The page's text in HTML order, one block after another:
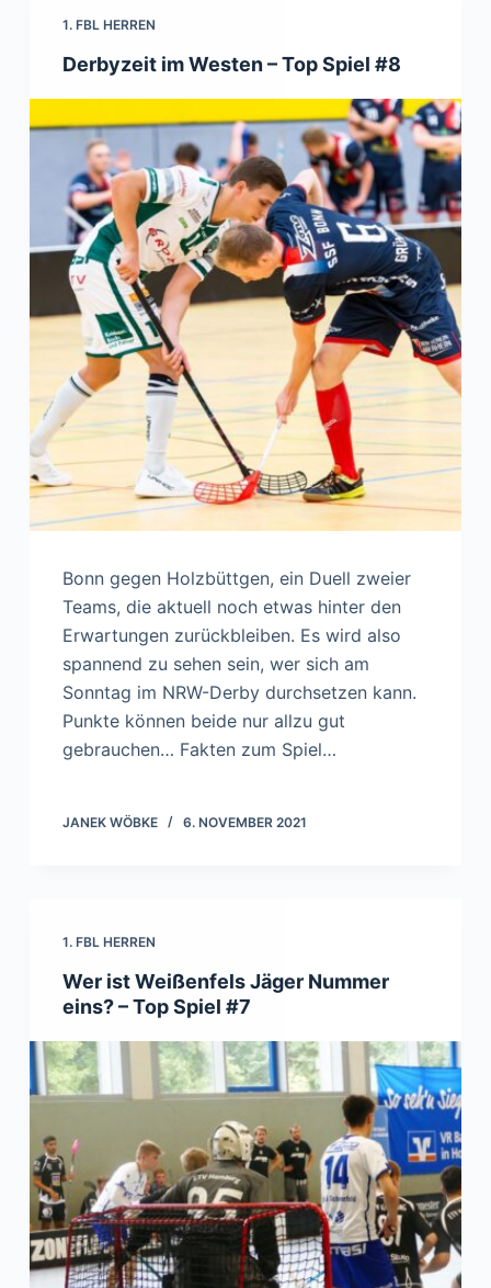
1. FBL HERREN
Derbyzeit im Westen – Top Spiel #8
Bonn gegen Holzbüttgen, ein Duell zweier
Teams, die aktuell noch etwas hinter den
Erwartungen zurückbleiben. Es wird also
spannend zu sehen sein, wer sich am
Sonntag im NRW-Derby durchsetzen kann.
Punkte können beide nur allzu gut
gebrauchen… Fakten zum Spiel…
JANEK WÖBKE 6. NOVEMBER 2021
1. FBL HERREN
Wer ist Weißenfels Jäger Nummer
eins? – Top Spiel #7